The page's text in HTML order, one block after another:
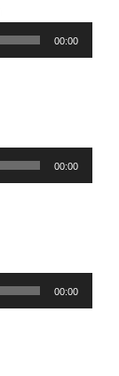
00:00
00:00
00:00